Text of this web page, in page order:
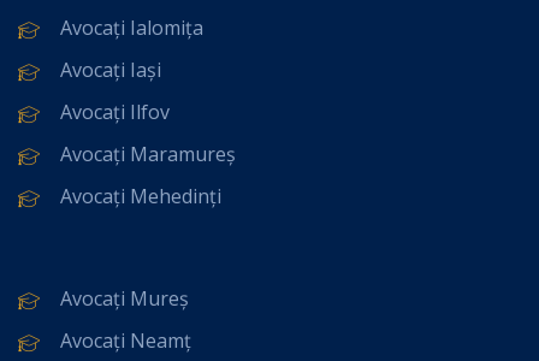
Avocați Ialomița
Avocați Iași
Avocați Ilfov
Avocați Maramureș
Avocați Mehedinți
Avocați Mureș
Avocați Neamț